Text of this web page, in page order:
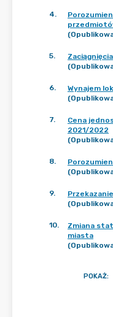
4.
5.
6.
Wynajem
7.
Cena
2021/2022
8.
9.
10.
Zmiana
miasta
POKAŻ: